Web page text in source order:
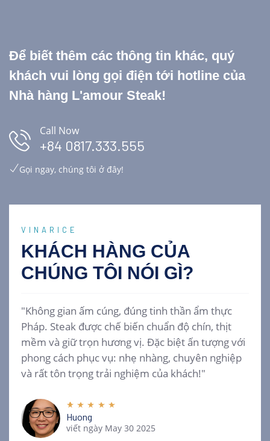
Để biết thêm các thông tin khác, quý
khách vui lòng gọi điện tới hotline của
Nhà hàng L'amour Steak!
Call Now
+84 0817.333.555
Gọi ngay, chúng tôi ở đây!
VINARICE
KHÁCH HÀNG CỦA
CHÚNG TÔI NÓI GÌ?
"Không gian ấm cúng, đúng tinh thần ẩm thực
Pháp. Steak được chế biến chuẩn độ chín, thịt
mềm và giữ trọn hương vị. Đặc biệt ấn tượng với
phong cách phục vụ: nhẹ nhàng, chuyên nghiệp
và rất tôn trọng trải nghiệm của khách!"
Huong
viết ngày May 30 2025